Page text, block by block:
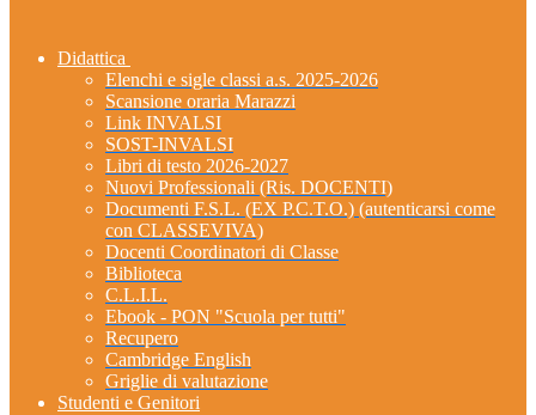
Didattica
Elenchi e sigle classi a.s. 2025-2026
Scansione oraria Marazzi
Link INVALSI
SOST-INVALSI
Libri di testo 2026-2027
Nuovi Professionali (Ris. DOCENTI)
Documenti F.S.L. (EX P.C.T.O.) (autenticarsi come
con CLASSEVIVA)
Docenti Coordinatori di Classe
Biblioteca
C.L.I.L.
Ebook - PON "Scuola per tutti"
Recupero
Cambridge English
Griglie di valutazione
Studenti e Genitori